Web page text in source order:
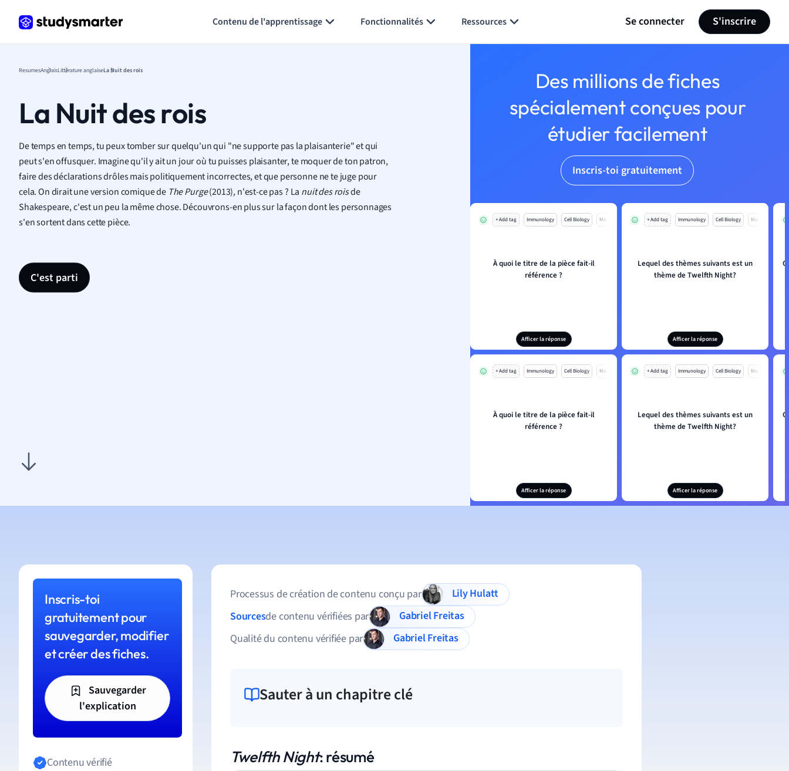
Contenu de l'apprentissage Fonctionnalités Ressources Se connecter S'inscrire
ResumesAnglaisLittérature anglaiseLa Nuit des rois
La Nuit des rois
De temps en temps, tu peux tomber sur quelqu'un qui "ne supporte pas la plaisanterie" et qui
peut s'en offusquer. Imagine qu'il y ait un jour où tu puisses plaisanter, te moquer de ton patron,
faire des déclarations drôles mais politiquement incorrectes, et que personne ne te juge pour
cela. On dirait une version comiquede The Purge(2013),n'est-ce pas ? La nuit des roisde
Shakespeare, c'est un peu la même chose. Découvrons-en plus sur la façon dont les personnages
s'en sortent dans cette pièce.
C'est parti
Des millions de fiches
spécialement conçues pour
étudier facilement
Inscris-toi gratuitement
+ Add tag Immunology Cell Biology Mo
À quoi le titre de la pièce fait-il
référence ?
Afficer la réponse
+ Add tag Immunology Cell Biology Mo
Lequel des thèmes suivants est un
thème de Twelfth Night?
Afficer la réponse
+ Add tag Immunology Cell Biology Mo
À quoi le titre de la pièce fait-il
référence ?
Afficer la réponse
+ Add tag Immunology Cell Biology Mo
Lequel des thèmes suivants est un
thème de Twelfth Night?
Afficer la réponse
Inscris-toi
gratuitement pour
sauvegarder, modifier
et créer des fiches.
Sauvegarder
l'explication
Contenu vérifié
Processus de création de contenu conçu par
Lily Hulatt
Sourcesde contenu vérifiées par
Gabriel Freitas
Qualité du contenu vérifiée par
Gabriel Freitas
Sauter à un chapitre clé
Twelfth Night: résumé